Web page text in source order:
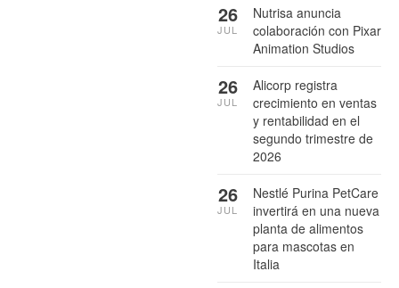
Nutrisa anuncia
colaboración con Pixar
Animation Studios
26
JUL
Alicorp registra
crecimiento en ventas
y rentabilidad en el
segundo trimestre de
2026
26
JUL
Nestlé Purina PetCare
invertirá en una nueva
planta de alimentos
para mascotas en
Italia
26
JUL